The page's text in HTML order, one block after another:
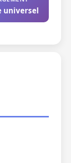
universel